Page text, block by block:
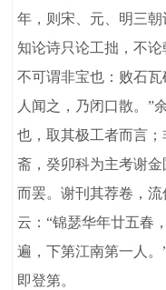
年，则宋、元、明三
知论诗只论工拙，不论
不可谓非宝也：败石
人闻之，乃闭口散。”
也，取其极工者而言
斋，癸卯科为主考谢
而罢。谢刊其荐卷，流
云：“锦瑟华年廿五春
遍，下第江南第一人
即登第。